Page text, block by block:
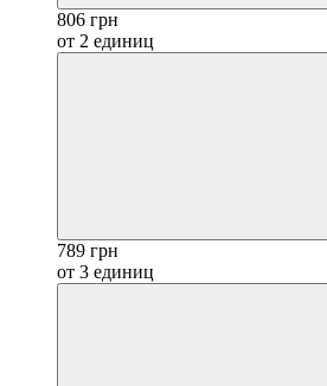
806 грн
от 2 единиц
789 грн
от 3 единиц